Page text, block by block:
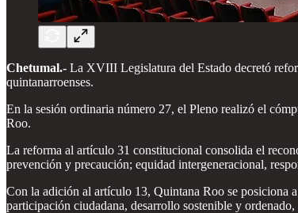
Chetumal.- La XVIII Legislatura del Estado decretó
quintanarroenses.
En la sesión ordinaria número 27, el Pleno realizó el
Roo.
La reforma al artículo 31 constitucional consolida el
prevención y precaución; equidad intergeneracional,
Con la adición al artículo 13, Quintana Roo se posiciona
participación ciudadana, desarrollo sostenible y